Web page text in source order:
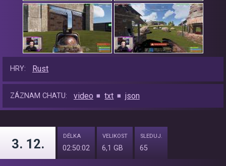
HRY: Rust
ZÁZNAM CHATU: video txt json
3. 12.
DÉLKA
02:50:02
VELIKOST
6,1 GB
SLEDUJ.
65